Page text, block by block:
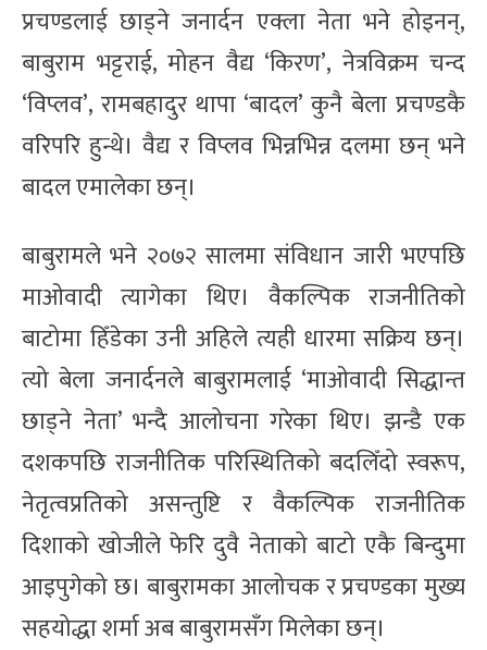
प्रचण्डलाई छाड्ने जनार्दन एक्ला नेता भने होइनन्,
बाबुराम भट्टराई, मोहन वैद्य ‘किरण’, नेत्रविक्रम चन्द
‘विप्लव’, रामबहादुर थापा ‘बादल’ कुनै बेला प्रचण्डकै
वरिपरि हुन्थे। वैद्य र विप्लव भिन्नभिन्न दलमा छन् भने
बादल एमालेका छन्।
बाबुरामले भने २०७२ सालमा संविधान जारी भएपछि
माओवादी त्यागेका थिए। वैकल्पिक राजनीतिको
बाटोमा हिँडेका उनी अहिले त्यही धारमा सक्रिय छन्।
त्यो बेला जनार्दनले बाबुरामलाई ‘माओवादी सिद्धान्त
छाड्ने नेता’ भन्दै आलोचना गरेका थिए। झन्डै एक
दशकपछि राजनीतिक परिस्थितिको बदलिँदो स्वरूप,
नेतृत्वप्रतिको असन्तुष्टि र वैकल्पिक राजनीतिक
दिशाको खोजीले फेरि दुवै नेताको बाटो एकै बिन्दुमा
आइपुगेको छ। बाबुरामका आलोचक र प्रचण्डका मुख्य
सहयोद्धा शर्मा अब बाबुरामसँग मिलेका छन्।